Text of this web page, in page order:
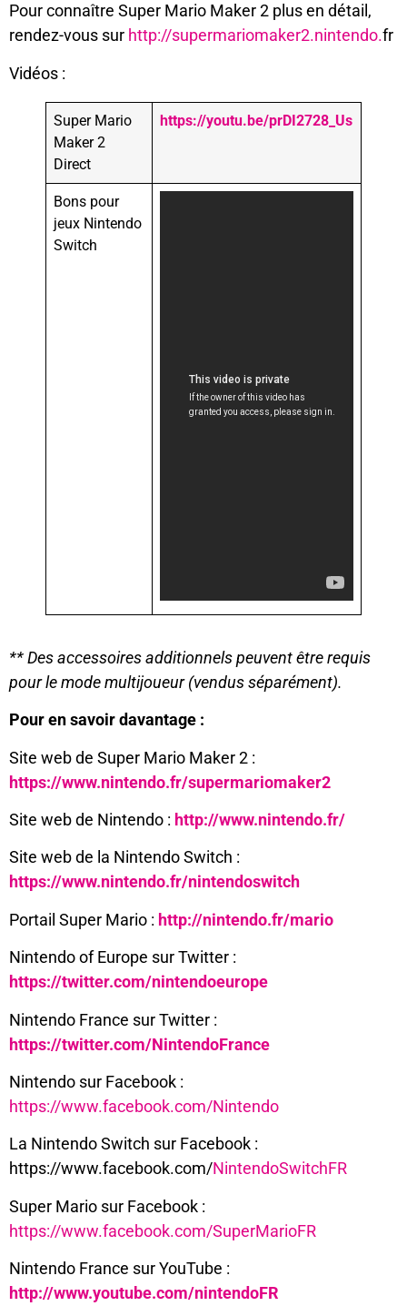
Pour connaître Super Mario Maker 2 plus en détail,
rendez-vous sur http://supermariomaker2.nintendo.fr
Vidéos :
Super Mario
Maker 2
Direct
https://youtu.be/prDI2728_Us
Bons pour
jeux Nintendo
Switch
** Des accessoires additionnels peuvent être requis
pour le mode multijoueur (vendus séparément).
Pour en savoir davantage :
Site web de Super Mario Maker 2 :
https://www.nintendo.fr/supermariomaker2
Site web de Nintendo : http://www.nintendo.fr/
Site web de la Nintendo Switch :
https://www.nintendo.fr/nintendoswitch
Portail Super Mario : http://nintendo.fr/mario
Nintendo of Europe sur Twitter :
https://twitter.com/nintendoeurope
Nintendo France sur Twitter :
https://twitter.com/NintendoFrance
Nintendo sur Facebook :
https://www.facebook.com/Nintendo
La Nintendo Switch sur Facebook :
https://www.facebook.com/NintendoSwitchFR
Super Mario sur Facebook :
https://www.facebook.com/SuperMarioFR
Nintendo France sur YouTube :
http://www.youtube.com/nintendoFR